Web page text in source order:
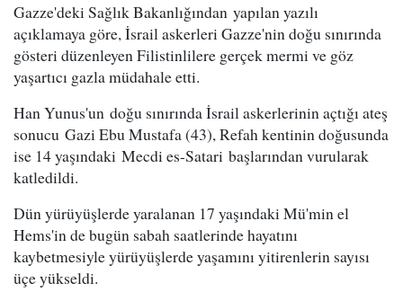
Gazze'deki Sağlık Bakanlığından yapılan yazılı
açıklamaya göre, İsrail askerleri Gazze'nin doğu sınırında
gösteri düzenleyen Filistinlilere gerçek mermi ve göz
yaşartıcı gazla müdahale etti.
Han Yunus'un doğu sınırında İsrail askerlerinin açtığı ateş
sonucu Gazi Ebu Mustafa (43), Refah kentinin doğusunda
ise 14 yaşındaki Mecdi es-Satari başlarından vurularak
katledildi.
Dün yürüyüşlerde yaralanan 17 yaşındaki Mü'min el
Hems'in de bugün sabah saatlerinde hayatını
kaybetmesiyle yürüyüşlerde yaşamını yitirenlerin sayısı
üçe yükseldi.